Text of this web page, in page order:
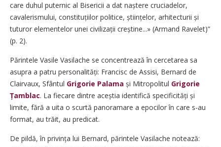
care duhul puternic al Bisericii a dat naștere cruciadelor,
cavalerismului, constituțiilor politice, știin­țelor, arhitecturii și
tuturor elementelor unei civilizații creș­tine...» (Armand Ravelet)”
(p. 2).
Părintele Vasile Vasilache se concentrează în cercetarea sa
asupra a patru personalități: Francisc de Assisi, Bernard de
Clairvaux, Sfântul Grigorie Palama și Mitropolitul Grigorie
Țamblac. La fiecare dintre aceștia identifică speci­fi­cități și
limite, fără a uita o scurtă panoramare a epocilor în care s-au
format, au trăit, au predicat.
De pildă, în privința lui Bernard, părintele Vasilache notează: